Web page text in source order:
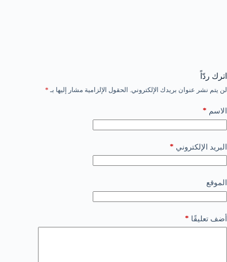
اترك ردّاً
لن يتم نشر عنوان بريدك الإلكتروني. الحقول الإلزامية مشار إليها بـ *
الاسم *
البريد الإلكتروني *
الموقع
أضف تعليقًا *